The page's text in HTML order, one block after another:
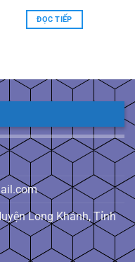
ĐỌC TIẾP
Long Khánh, Tỉnh